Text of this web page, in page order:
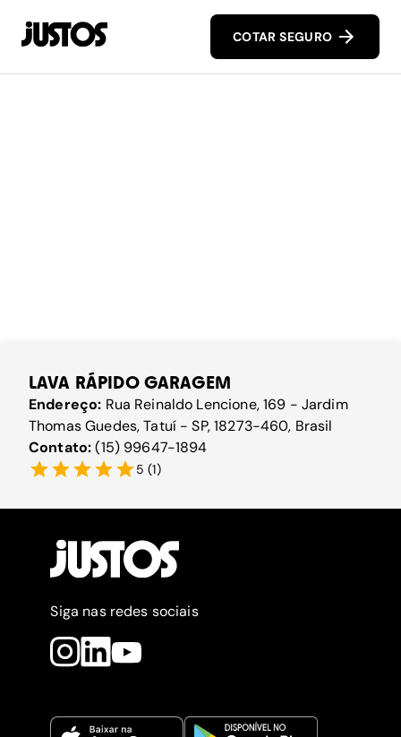
COTAR SEGURO
LAVA RÁPIDO GARAGEM
Endereço: Rua Reinaldo Lencione, 169 - Jardim
Thomas Guedes, Tatuí - SP, 18273-460, Brasil
Contato:(15) 99647-1894
5 (1)
Siga nas redes sociais